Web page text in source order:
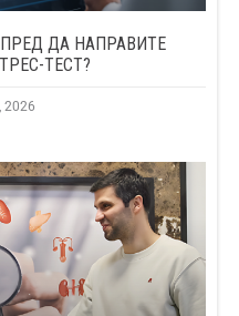
ДА НАПРАВИТЕ
ТЕСТ?
2026